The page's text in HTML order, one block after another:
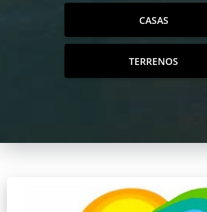
CASAS
TERRENOS